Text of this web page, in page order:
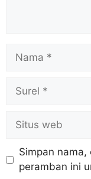
Simpan
peramban ini